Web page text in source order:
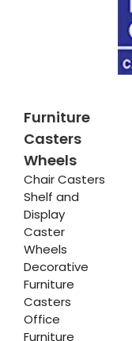
Furniture
Casters
Wheels
Chair Casters
Shelf and
Display
Caster
Wheels
Decorative
Furniture
Casters
Office
Furniture